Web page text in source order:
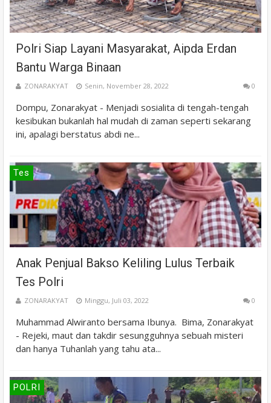
Polri Siap Layani Masyarakat, Aipda Erdan
Bantu Warga Binaan
ZONARAKYAT Senin, November 28, 2022 0
Dompu, Zonarakyat - Menjadi sosialita di tengah-tengah
kesibukan bukanlah hal mudah di zaman seperti sekarang
ini, apalagi berstatus abdi ne...
Tes
Anak Penjual Bakso Keliling Lulus Terbaik
Tes Polri
ZONARAKYAT Minggu, Juli 03, 2022 0
Muhammad Alwiranto bersama Ibunya. Bima, Zonarakyat
- Rejeki, maut dan takdir sesungguhnya sebuah misteri
dan hanya Tuhanlah yang tahu ata...
POLRI